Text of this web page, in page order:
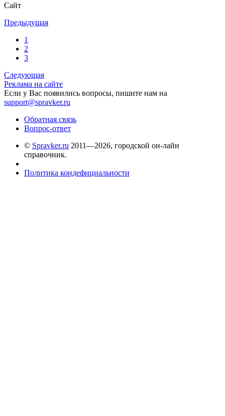
Сайт
Предыдущая
1
2
3
Следующая
Реклама на сайте
Если у Вас появились вопросы, пишите нам на
support@spravker.ru
Обратная связь
Вопрос-ответ
© Spravker.ru 2011—2026, городской он-лайн
справочник.
Политика кондефициальности